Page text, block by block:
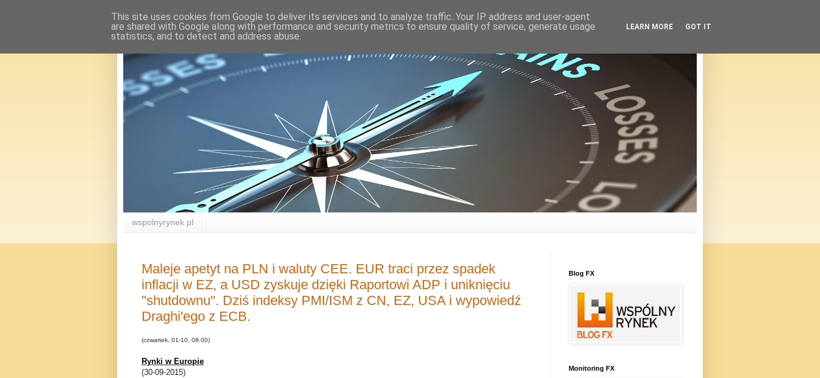
wspolnyrynek.pl
Maleje apetyt na PLN i waluty CEE. EUR traci przez spadek
inflacji w EZ, a USD zyskuje dzięki Raportowi ADP i uniknięciu
"shutdownu". Dziś indeksy PMI/ISM z CN, EZ, USA i wypowiedź
Draghi'ego z ECB.
(czwartek, 01-10, 08:00)
Rynki w Europie
(30-09-2015)
Blog FX
Monitoring FX
This site uses cookies from Google to deliver its services and to analyze traffic. Your IP address and user-agent
are shared with Google along with performance and security metrics to ensure quality of service, generate usage
statistics, and to detect and address abuse.
LEARN MORE GOT IT